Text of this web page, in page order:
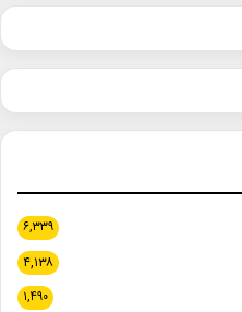
۶,۳۳۹
۴,۱۳۸
۱,۴۹۰